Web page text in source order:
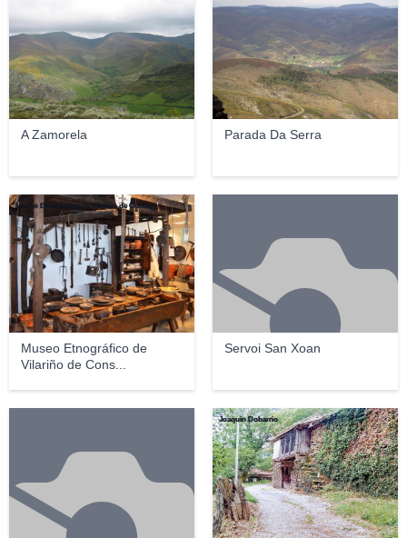
A Zamorela Parada Da Serra
Museo Etnográfico de
Vilariño de Cons...
Museo Etnográfico de Vilariño de Conso
Servoi San Xoan
Joaquin Dobarrio